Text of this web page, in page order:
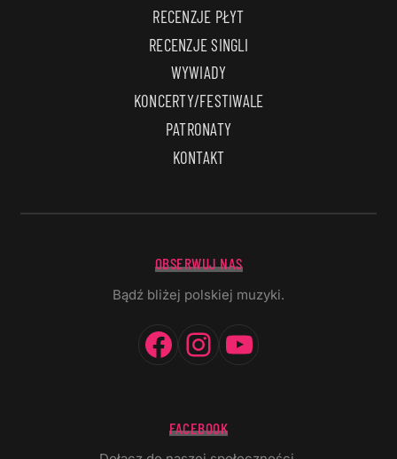
RECENZJE PŁYT
RECENZJE SINGLI
WYWIADY
KONCERTY/FESTIWALE
PATRONATY
KONTAKT
OBSERWUJ NAS
Bądź bliżej polskiej muzyki.
Facebook
Instagram
FACEBOOK